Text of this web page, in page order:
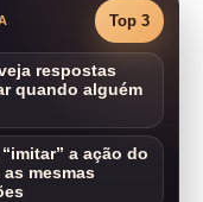
Top 3
respostas
quando alguém
a ação do
mesmas